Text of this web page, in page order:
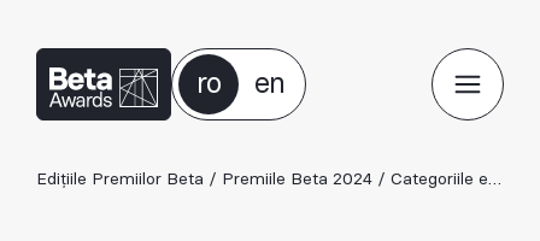
ro en
Edițiile Premiilor Beta / Premiile Beta 2024 / Categoriile ediției 2024